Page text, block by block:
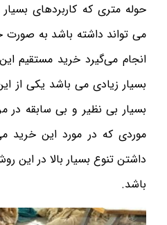
حوله متری که کاربردهای
می تواند داشته باشد به صورت
انجام می‌گیرد خرید مستقیم
بسیار زیادی می باشد یکی از
بسیار بی نظیر و بی سابقه در
موردی که در مورد این خرید
داشتن تنوع بسیار بالا در این
باشد.